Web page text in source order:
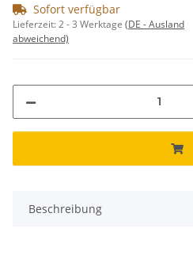
Sofort verfügbar
Lieferzeit:2 - 3 Werktage (DE - Ausland
abweichend)
Beschreibung